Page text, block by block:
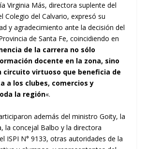
Virginia Más, directora suplente del
Colegio del Calvario, expresó su
y agradecimiento ante la decisión del
de Santa Fe, coincidiendo en
de la carrera no sólo
docente en la zona, sino
circuito virtuoso que beneficia de
a los clubes, comercios y
la región«.
además del ministro Goity, la
la concejal Balbo y la directora
ISPI N° 9133, otras autoridades de la